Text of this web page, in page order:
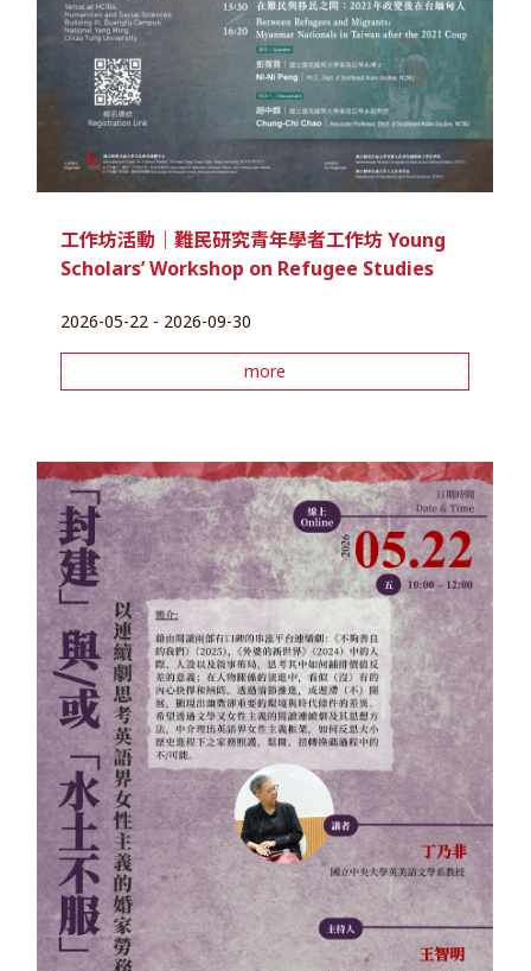
工作坊活動｜難民研究青年學者工作坊 Young
Scholars’ Workshop on Refugee Studies
2026-05-22 - 2026-09-30
more